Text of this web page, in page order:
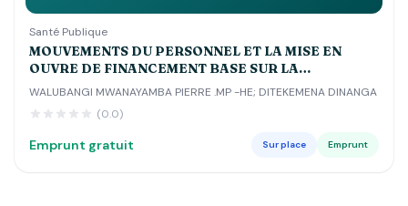
MANIEMA MA
Santé Publique
MOUVEMENTS DU PERSONNEL ET LA MISE EN
OUVRE DE FINANCEMENT BASE SUR LA
PERFORMANCE DANS LES DEUX ZONES DE SANTE
WALUBANGI MWANAYAMBA PIERRE .MP -HE; DITEKEMENA DINANGA
(0.0)
Emprunt gratuit Sur place Emprunt